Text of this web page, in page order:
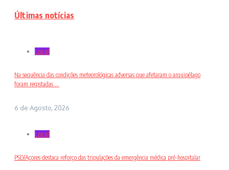
Últimas notícias
Local
Na sequência das condições meteorológicas adversas que afetaram o arquipélago
foram registadas ...
6 de Agosto, 2026
Local
PSD/Açores destaca reforço das tripulações da emergência médica pré-hospitalar